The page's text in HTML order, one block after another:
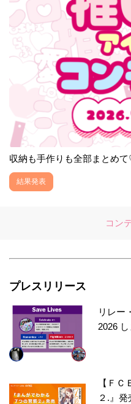
収納も手作りも全部まとめ
結果発表
コン
プレスリリース
リレー
2026
【Ｆ
２.』発